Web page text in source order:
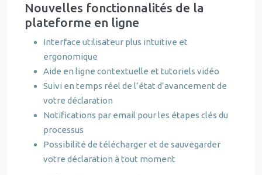
Nouvelles fonctionnalités de la
plateforme en ligne
Interface utilisateur plus intuitive et
ergonomique
Aide en ligne contextuelle et tutoriels vidéo
Suivi en temps réel de l’état d’avancement de
votre déclaration
Notifications par email pour les étapes clés du
processus
Possibilité de télécharger et de sauvegarder
votre déclaration à tout moment